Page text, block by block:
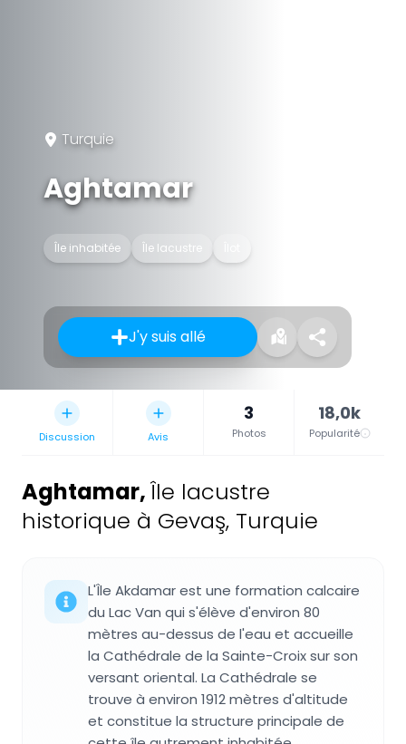
Turquie
Aghtamar
Île inhabitée Île lacustre
J'y suis allé
Discussion Avis
3
Photos
18,0k
Popularité
Aghtamar,Île lacustre
historique à Gevaş, Turquie
L'Île Akdamar est une formation calcaire
du Lac Van qui s'élève d'environ 80
mètres au-dessus de l'eau et accueille
la Cathédrale de la Sainte-Croix sur son
versant oriental. La Cathédrale se
trouve à environ 1912 mètres d'altitude
et constitue la structure principale de